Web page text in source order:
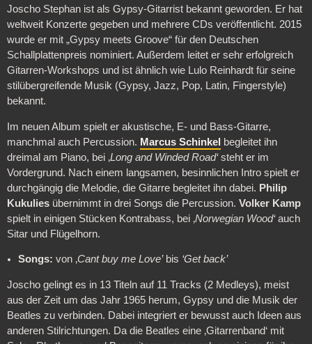
Joscho Stephan ist als Gypsy-Gitarrist bekannt geworden. Er hat
weltweit Konzerte gegeben und mehrere CDs veröffentlicht. 2015
wurde er mit „Gypsy meets Groove“ für den Deutschen
Schallplattenpreis nominiert. Außerdem leitet er sehr erfolgreich
Gitarren-Workshops und ist ähnlich wie Lulo Reinhardt für seine
stilübergreifende Musik (Gypsy, Jazz, Pop, Latin, Fingerstyle)
bekannt.
Im neuen Album spielt er akustische, E- und Bass-Gitarre,
manchmal auch Percussion. Marcus Schinkel
begleitet ihn
dreimal am Piano, bei ‚Long and Winded Road‘steht er im
Vordergrund. Nach einem langsamen, besinnlichen Intro spielt er
durchgängig die Melodie, die Gitarre begleitet ihn dabei. Philip
Kukuliesübernimmt in drei Songs die Percussion. Volker Kamp
spielt in einigen Stücken Kontrabass, bei ‚Norwegian Wood‘auch
Sitar und Flügelhorn.
Songs: von ‚Cant buy me Love’bis ‘Get back’
Joscho gelingt es in 13 Titeln auf 11 Tracks (2 Medleys), meist
aus der Zeit um das Jahr 1965 herum, Gypsy und die Musik der
Beatles zu verbinden. Dabei integriert er bewusst auch Ideen aus
anderen Stilrichtungen. Da die Beatles eine ‚Gitarrenband‘ mit